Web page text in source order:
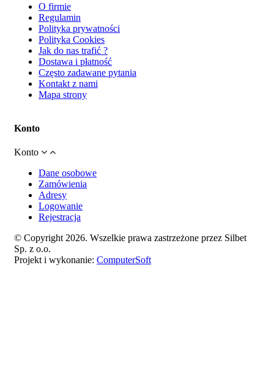
O firmie
Regulamin
Polityka prywatności
Polityka Cookies
Jak do nas trafić ?
Dostawa i płatność
Często zadawane pytania
Kontakt z nami
Mapa strony
Konto
Konto
Dane osobowe
Zamówienia
Adresy
Logowanie
Rejestracja
© Copyright 2026. Wszelkie prawa zastrzeżone przez Silbet
Sp. z o.o.
Projekt i wykonanie: ComputerSoft